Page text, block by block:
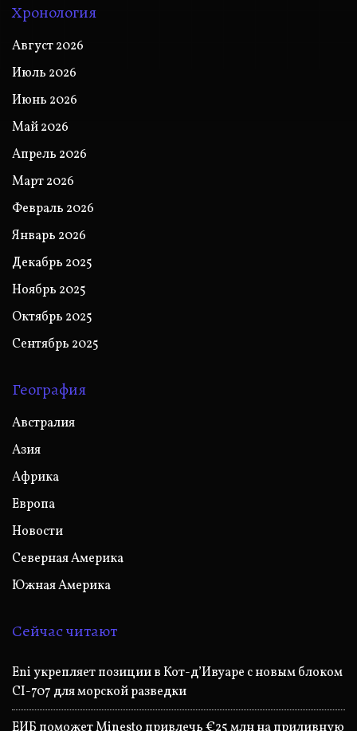
Хронология
Август 2026
Июль 2026
Июнь 2026
Май 2026
Апрель 2026
Март 2026
Февраль 2026
Январь 2026
Декабрь 2025
Ноябрь 2025
Октябрь 2025
Сентябрь 2025
География
Австралия
Азия
Африка
Европа
Новости
Северная Америка
Южная Америка
Сейчас читают
Eni укрепляет позиции в Кот-д’Ивуаре с новым блоком
CI-707 для морской разведки